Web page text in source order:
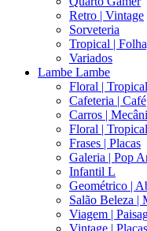
Retro | Vintage
Sorveteria
Tropical |
Variados
Lambe Lambe
Floral | Tropical
Cafeteria | Café
Carros |
Floral | Tropical
Frases | Placas
Galeria | Pop
Infantil L
Geométrico |
Salão Beleza |
Viagem |
Vintage | Placas